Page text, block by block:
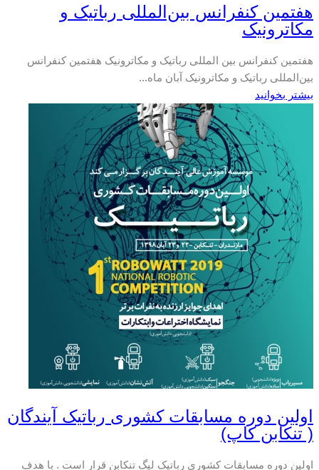
هفتمین کنفرانس بین‌المللی رباتیک و
مکاترونیک
هفتمین کنفرانس بین المللی رباتیک و مکاترونیک هفتمین کنفرانس
بین‌المللی رباتیک و مکاترونیک آبان ماه...
بیشتر بخوانید
اولین دوره مسابقات کشوری رباتیک آیندگان
( تنکابن کاپ)
اولین دوره مسابقات کشوری رباتیک لیگ تنکابن قرار است . با هدف